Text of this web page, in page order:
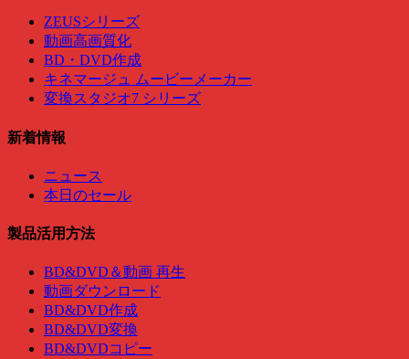
ZEUSシリーズ
動画高画質化
BD・DVD作成
キネマージュ ムービーメーカー
変換スタジオ7 シリーズ
新着情報
ニュース
本日のセール
製品活用方法
BD&DVD＆動画 再生
動画ダウンロード
BD&DVD作成
BD&DVD変換
BD&DVDコピー